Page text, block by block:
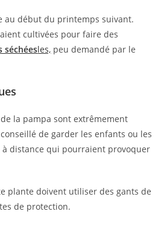
au début du printemps suivant.
cultivées pour faire des
séchéesles, peu demandé par le
la pampa sont extrêmement
de garder les enfants ou les
distance qui pourraient provoquer
plante doivent utiliser des gants de
de protection.